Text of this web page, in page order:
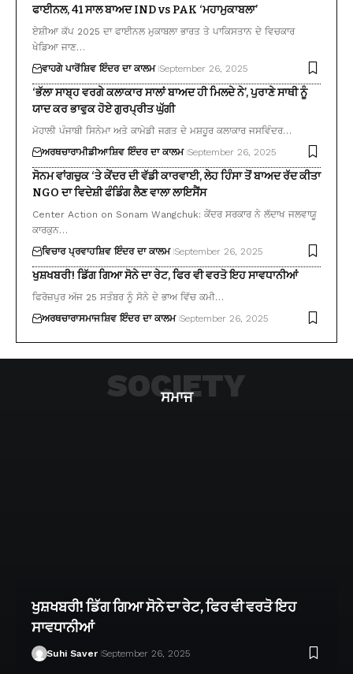
ਫਾਈਨਲ, 41 ਸਾਲ ਬਾਅਦ IND vs PAK ‘ਮਹਾਮੁਕਾਬਲਾ’
ਏਸ਼ੀਆ ਕੱਪ 2025 ਦਾ ਫਾਈਨਲ ਮੁਕਾਬਲਾ ਭਾਰਤ ਤੇ ਪਾਕਿਸਤਾਨ ਦੇ ਵਿਚਕਾਰ
ਖੇਡਿਆ ਜਾਣ…
ਵਾਹਗੇ ਪਾਰੋਂਸ਼ਿਵ ਇੰਦਰ ਦਾ ਕਾਲਮ September 26, 2025
‘ਭੱਲਾ ਸਾਬ੍ਹ ਵਰਗੇ ਕਲਾਕਾਰ ਸਾਲਾਂ ਬਾਅਦ ਹੀ ਮਿਲਦੇ ਨੇ’, ਪੁਰਾਣੇ ਸਾਥੀ ਨੂੰ
ਯਾਦ ਕਰ ਭਾਵੁਕ ਹੋਏ ਗੁਰਪ੍ਰੀਤ ਘੁੱਗੀ
ਮੋਹਾਲੀ ਪੰਜਾਬੀ ਸਿਨੇਮਾ ਅਤੇ ਕਾਮੇਡੀ ਜਗਤ ਦੇ ਮਸ਼ਹੂਰ ਕਲਾਕਾਰ ਜਸਵਿੰਦਰ…
ਅਰਥਚਾਰਾਮੀਡੀਆਸ਼ਿਵ ਇੰਦਰ ਦਾ ਕਾਲਮ September 26, 2025
ਸੋਨਮ ਵਾਂਗਚੁਕ ‘ਤੇ ਕੇਂਦਰ ਦੀ ਵੱਡੀ ਕਾਰਵਾਈ, ਲੇਹ ਹਿੰਸਾ ਤੋਂ ਬਾਅਦ ਰੱਦ ਕੀਤਾ
NGO ਦਾ ਵਿਦੇਸ਼ੀ ਫੰਡਿੰਗ ਲੈਣ ਵਾਲਾ ਲਾਇਸੈਂਸ
Center Action on Sonam Wangchuk: ਕੇਂਦਰ ਸਰਕਾਰ ਨੇ ਲੱਦਾਖ ਜਲਵਾਯੂ
ਕਾਰਕੁਨ…
ਵਿਚਾਰ ਪ੍ਰਵਾਹਸ਼ਿਵ ਇੰਦਰ ਦਾ ਕਾਲਮ September 26, 2025
ਖੁਸ਼ਖਬਰੀ! ਡਿੱਗ ਗਿਆ ਸੋਨੇ ਦਾ ਰੇਟ, ਫਿਰ ਵੀ ਵਰਤੋ ਇਹ ਸਾਵਧਾਨੀਆਂ
ਫਿਰੋਜ਼ਪੁਰ ਅੱਜ 25 ਸਤੰਬਰ ਨੂੰ ਸੋਨੇ ਦੇ ਭਾਅ ਵਿੱਚ ਕਮੀ…
ਅਰਥਚਾਰਾਸਮਾਜਸ਼ਿਵ ਇੰਦਰ ਦਾ ਕਾਲਮ September 26, 2025
ਸਮਾਜ
SOCIETY
ਖੁਸ਼ਖਬਰੀ! ਡਿੱਗ ਗਿਆ ਸੋਨੇ ਦਾ ਰੇਟ, ਫਿਰ ਵੀ ਵਰਤੋ ਇਹ
ਸਾਵਧਾਨੀਆਂ
Suhi Saver September 26, 2025